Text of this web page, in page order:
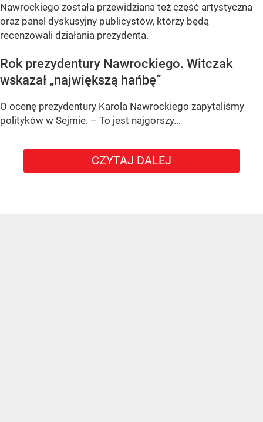
Nawrockiego została przewidziana też część artystyczna
oraz panel dyskusyjny publicystów, którzy będą
recenzowali działania prezydenta.
Rok prezydentury Nawrockiego. Witczak
wskazał „największą hańbę”
O ocenę prezydentury Karola Nawrockiego zapytaliśmy
polityków w Sejmie. – To jest najgorszy...
CZYTAJ DALEJ